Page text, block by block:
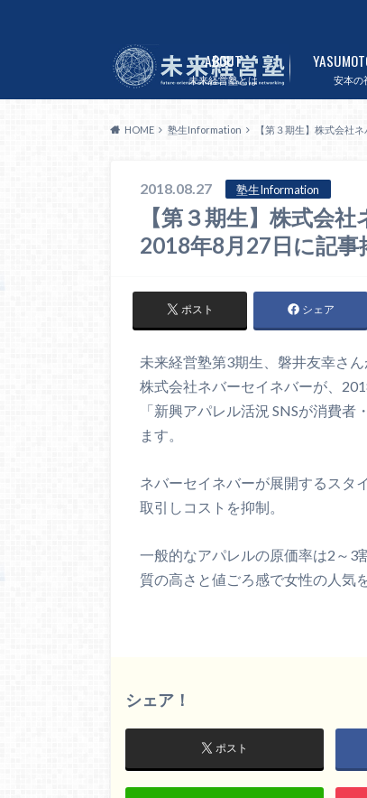
未来経営塾とは
ABOUT
安本の
HOME 塾生Information 【第３期生】株式会社
2018.08.27 塾生Information
【第３期生】株式会
2018年8月27日に記事
ポスト シェア
未来経営塾第3期生、磐井友幸さ
株式会社ネバーセイネバーが、
「新興アパレル活況 SNSが消費
ます。
ネバーセイネバーが展開するスタ
取引しコストを抑制。
一般的なアパレルの原価率は2～3
質の高さと値ごろ感で女性の人気
シェア！
ポスト